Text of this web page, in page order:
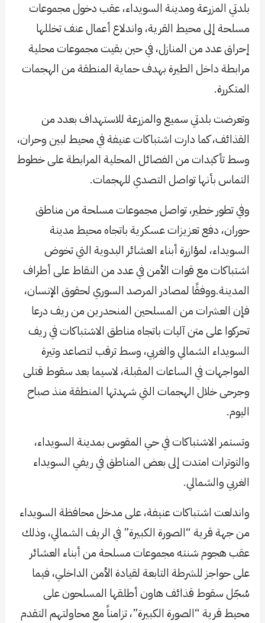
بلدتي المزرعة ومدينة السويداء، عقب دخول مجموعات
مسلحة إلى محيط القرية، واندلاع أعمال عنف تخللها
إحراق عدد من المنازل، في حين بقيت مجموعات محلية
مرابطة داخل الطيرة بهدف حماية المنطقة من الهجمات
المتكررة.
وتعرضت بلدتي سميع والمزرعة للاستهداف بعدد من
القذائف، كما دارت اشتباكات عنيفة في محيط لبين وحران،
وسط تأكيدات من الفصائل المحلية المرابطة على خطوط
التماس بأنها تواصل التصدي للهجمات.
وفي تطور خطير، تواصل مجموعات مسلحة من مناطق
حوران، دفع تعزيزات عسكرية باتجاه محيط مدينة
السويداء، لمؤازرة أبناء العشائر البدوية التي تخوض
اشتباكات مع قوات الأمن في عدد من النقاط على أطراف
المدينة.ووفقًا لمصادر المرصد السوري لحقوق الإنسان،
فإن العشرات من المسلحين المنحدرين من ريف درعا
تحركوا على متن آليات باتجاه مناطق الاشتباكات في ريف
السويداء الشمالي والغربي، وسط ترقب لتصاعد وتيرة
المواجهات في الساعات المقبلة، لاسيما بعد سقوط قتلى
وجرحى خلال الهجمات التي شهدتها المنطقة منذ صباح
اليوم.
وتستمر الاشتباكات في حي المقوس بمدينة السويداء،
والتوترات امتدت إلى بعض المناطق في ريفي السويداء
الغربي والشمالي.
واندلعت اشتباكات عنيفة، على مدخل محافظة السويداء
من جهة قرية “الصورة الكبيرة” في الريف الشمالي، وذلك
عقب هجوم شنته مجموعات مسلحة من أبناء العشائر
على حواجز للشرطة التابعة لقيادة الأمن الداخلي، فيما
سُجّل سقوط قذائف هاون أطلقها المسلحون على
محيط قرية “الصورة الكبيرة”، تزامناً مع محاولتهم التقدم